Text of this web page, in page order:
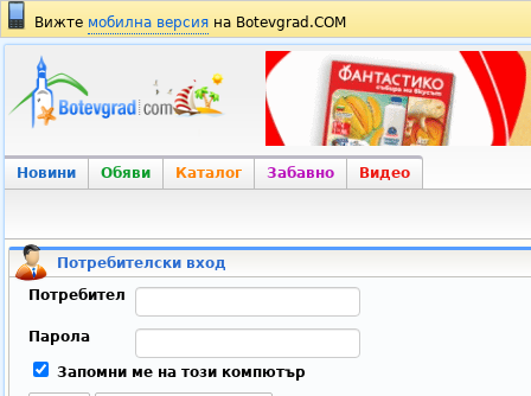
Вижте мобилна версия на Botevgrad.COM
Новини Обяви Каталог Забавно Видео
Потребителски вход
Потребител
Парола
Запомни ме на този компютър